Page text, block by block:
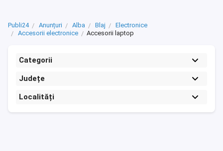
Publi24 Anunțuri Alba Blaj
Electronice
Accesorii electronice
Accesorii laptop
Categorii
Județe
Localități